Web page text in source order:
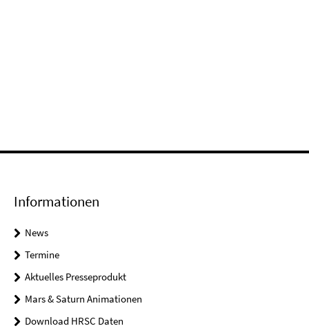
Informationen
News
Termine
Aktuelles Presseprodukt
Mars & Saturn Animationen
Download HRSC Daten